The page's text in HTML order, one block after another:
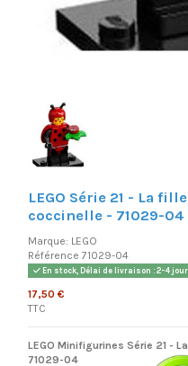
LEGO Série 21 - La
coccinelle - 71029-04
Marque: LEGO
Référence 71029-04
En stock, Délai de livraison : 2-4
17,50 €
TTC
LEGO Minifigurines Série 21 -
71029-04